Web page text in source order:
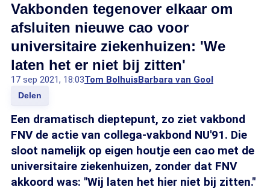
Vakbonden tegenover elkaar om
afsluiten nieuwe cao voor
universitaire ziekenhuizen: 'We
laten het er niet bij zitten'
17 sep 2021, 18:03Tom BolhuisBarbara van Gool
Delen
Een dramatisch dieptepunt, zo ziet vakbond
FNV de actie van collega-vakbond NU'91. Die
sloot namelijk op eigen houtje een cao met de
universitaire ziekenhuizen, zonder dat FNV
akkoord was: "Wij laten het hier niet bij zitten."